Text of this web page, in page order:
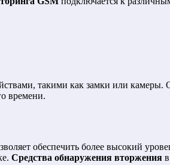
такими как замки или камеры.
времени.
обеспечить более высокий
Средства обнаружения вторжения